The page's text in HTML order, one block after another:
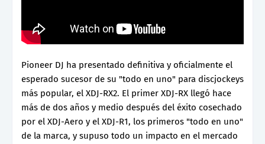
Pioneer DJ ha presentado definitiva y oficialmente el
esperado sucesor de su "todo en uno" para discjockeys
más popular, el XDJ-RX2. El primer XDJ-RX llegó hace
más de dos años y medio después del éxito cosechado
por el XDJ-Aero y el XDJ-R1, los primeros "todo en uno"
de la marca, y supuso todo un impacto en el mercado